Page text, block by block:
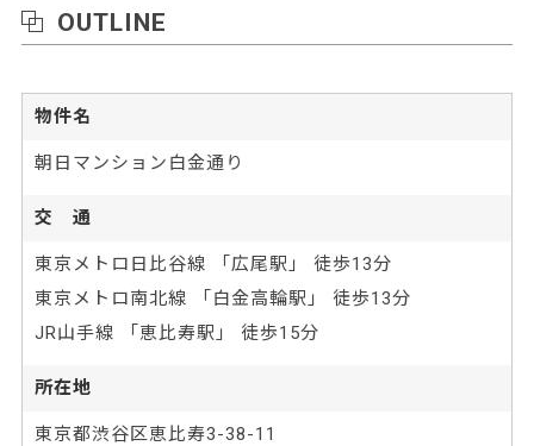
OUTLINE
物件名
朝日マンション白金通り
交 通
東京メトロ日比谷線 「広尾駅」 徒歩13分
東京メトロ南北線 「白金高輪駅」 徒歩13分
JR山手線 「恵比寿駅」 徒歩15分
所在地
東京都渋谷区恵比寿3-38-11